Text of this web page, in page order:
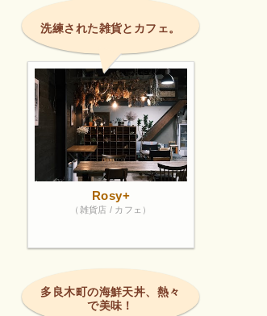
保護されている場合があります。
洗練された雑貨とカフェ。
Rosy+
（雑貨店 / カフェ）
多良木町の海鮮天丼、熱々
で美味！